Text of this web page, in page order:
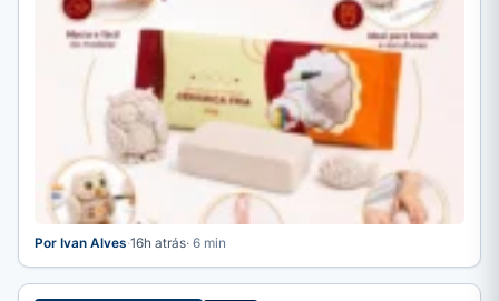
Por Ivan Alves·16h atrás· 6 min